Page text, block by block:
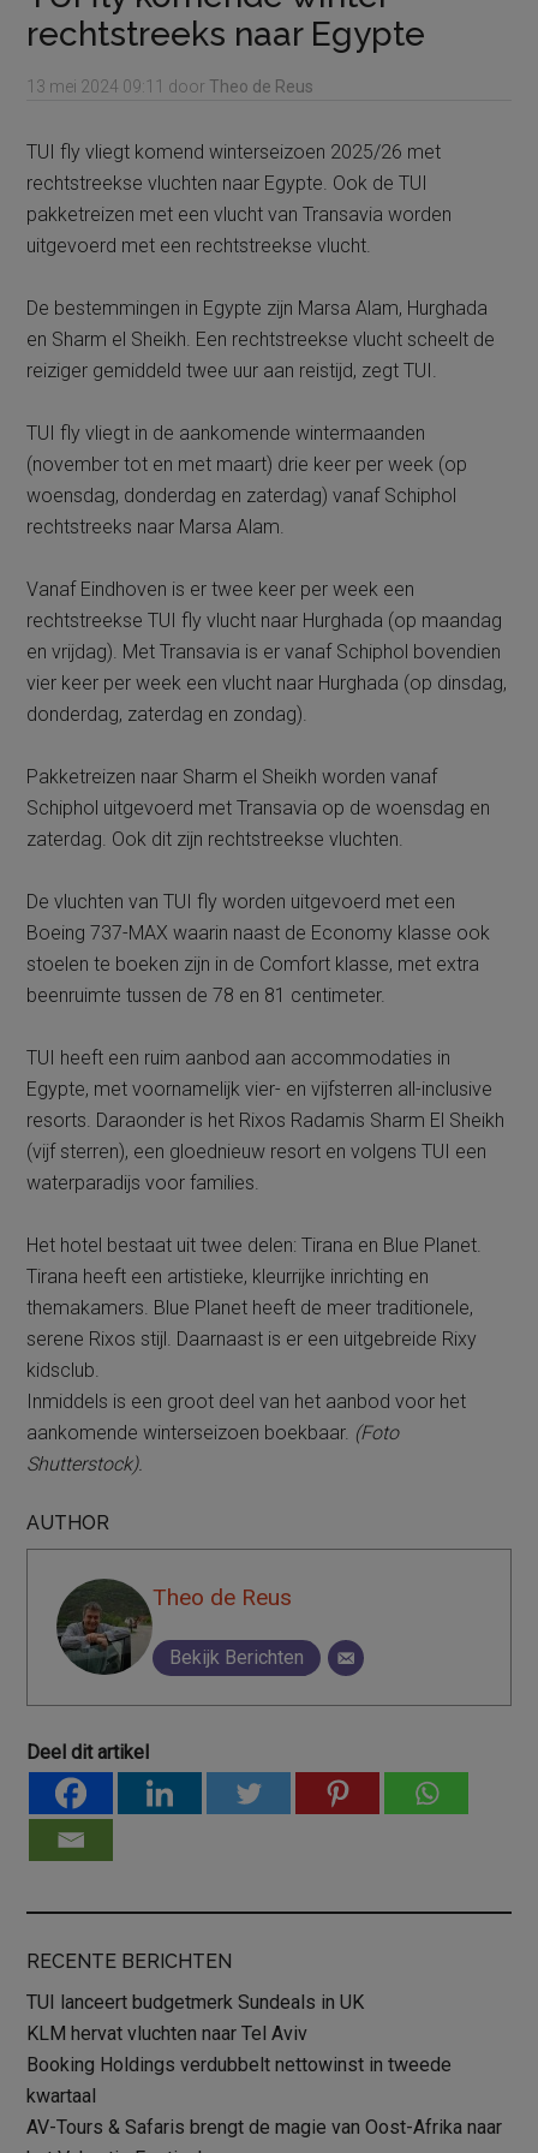
rechtstreeks naar Egypte
13 mei 2024 09:11 door Theo de Reus
TUI fly vliegt komend winterseizoen 2025/26 met
rechtstreekse vluchten naar Egypte. Ook de TUI
pakketreizen met een vlucht van Transavia worden
uitgevoerd met een rechtstreekse vlucht.
De bestemmingen in Egypte zijn Marsa Alam, Hurghada
en Sharm el Sheikh. Een rechtstreekse vlucht scheelt de
reiziger gemiddeld twee uur aan reistijd, zegt TUI.
TUI fly vliegt in de aankomende wintermaanden
(november tot en met maart) drie keer per week (op
woensdag, donderdag en zaterdag) vanaf Schiphol
rechtstreeks naar Marsa Alam.
Vanaf Eindhoven is er twee keer per week een
rechtstreekse TUI fly vlucht naar Hurghada (op maandag
en vrijdag). Met Transavia is er vanaf Schiphol bovendien
vier keer per week een vlucht naar Hurghada (op dinsdag,
donderdag, zaterdag en zondag).
Pakketreizen naar Sharm el Sheikh worden vanaf
Schiphol uitgevoerd met Transavia op de woensdag en
zaterdag. Ook dit zijn rechtstreekse vluchten.
De vluchten van TUI fly worden uitgevoerd met een
Boeing 737-MAX waarin naast de Economy klasse ook
stoelen te boeken zijn in de Comfort klasse, met extra
beenruimte tussen de 78 en 81 centimeter.
TUI heeft een ruim aanbod aan accommodaties in
Egypte, met voornamelijk vier- en vijfsterren all-inclusive
resorts. Daraonder is het Rixos Radamis Sharm El Sheikh
(vijf sterren), een gloednieuw resort en volgens TUI een
waterparadijs voor families.
Het hotel bestaat uit twee delen: Tirana en Blue Planet.
Tirana heeft een artistieke, kleurrijke inrichting en
themakamers. Blue Planet heeft de meer traditionele,
serene Rixos stijl. Daarnaast is er een uitgebreide Rixy
kidsclub.
Inmiddels is een groot deel van het aanbod voor het
aankomende winterseizoen boekbaar. (Foto
Shutterstock).
AUTHOR
Theo de Reus
Bekijk Berichten
Deel dit artikel
RECENTE BERICHTEN
TUI lanceert budgetmerk Sundeals in UK
KLM hervat vluchten naar Tel Aviv
Booking Holdings verdubbelt nettowinst in tweede
kwartaal
AV-Tours & Safaris brengt de magie van Oost-Afrika naar